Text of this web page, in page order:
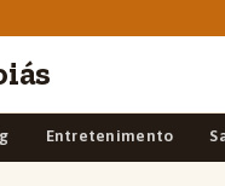
Entretenimento